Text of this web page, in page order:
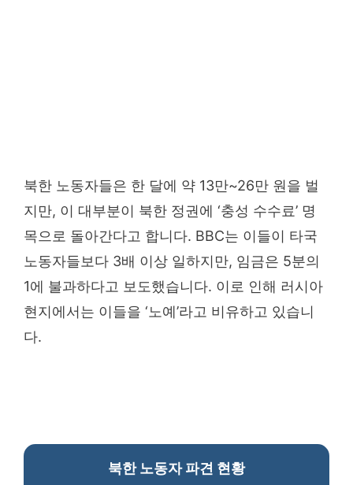
북한 노동자들은 한 달에 약 13만~26만 원을 벌
지만, 이 대부분이 북한 정권에 ‘충성 수수료’ 명
목으로 돌아간다고 합니다. BBC는 이들이 타국
노동자들보다 3배 이상 일하지만, 임금은 5분의
1에 불과하다고 보도했습니다. 이로 인해 러시아
현지에서는 이들을 ‘노예’라고 비유하고 있습니
다.
북한 노동자 파견 현황